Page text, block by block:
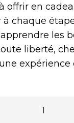
offrir en
chaque
les
liberté,
expérience